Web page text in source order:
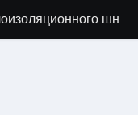
профессий